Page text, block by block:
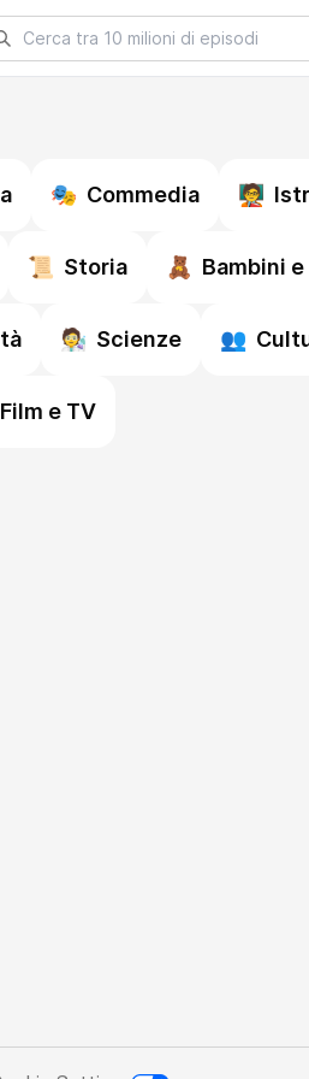
🎭 Commedia 🧑‍🏫
📜 Storia 🧸 Bambini
🧑‍🔬 Scienze 👥
Film e TV